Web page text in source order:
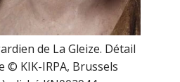
de La Gleize. Détail
© KIK-IRPA, Brussels